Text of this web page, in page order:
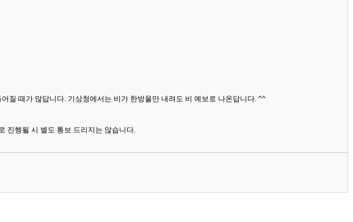
질 때가 많답니다. 기상청에서는 비가 한방울만 내려도 비 예보로 나온답니다. ^^
진행될 시 별도 통보 드리지는 않습니다.